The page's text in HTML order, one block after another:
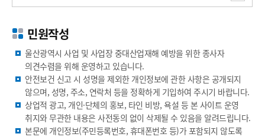
민원작성
울산광역시 사업 및 사업장 중대산업재해 예방을 위한 종사자
의견수렴을 위해 운영하고 있습니다.
안전보건 신고 시 성명을 제외한 개인정보에 관한 사항은 공개되지
않으며, 성명, 주소, 연락처 등을 정확하게 기입하여 주시기 바랍니다.
상업적 광고, 개인·단체의 홍보, 타인 비방, 욕설 등 본 사이트 운영
취지와 무관한 내용은 사전동의 없이 삭제될 수 있음을 알려드립니다.
본문에 개인정보(주민등록번호, 휴대폰번호 등)가 포함되지 않도록